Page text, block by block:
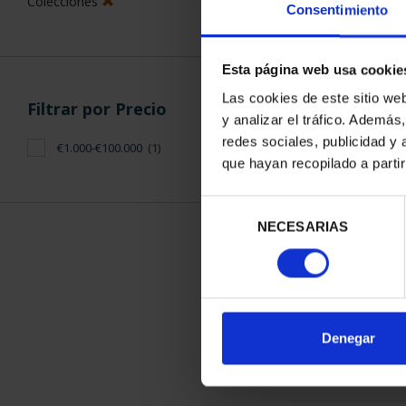
Consentimiento
Esta página web usa
Las cookies de este sitio
y analizar el tráfico.
redes sociales, publicidad y
que hayan recopilado a
consentimiento
NECESARIAS
Denegar
Filtrar por Precio
€1.000-€100.000 (1)
CAPITALES
ORDENAR POR: